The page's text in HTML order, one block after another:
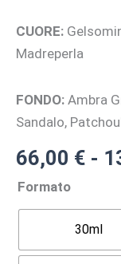
CUORE:
Madreperla
FONDO: Ambra
Sandalo,
66,00 € -
Formato
30ml